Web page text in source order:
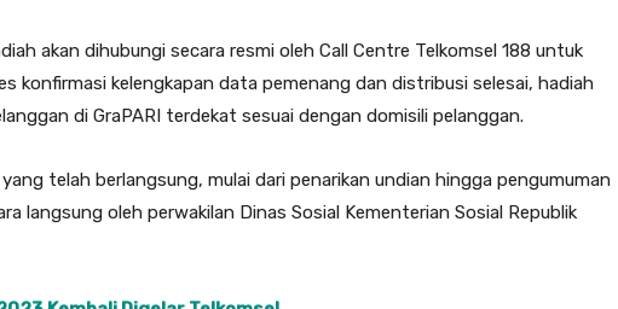
akan dihubungi secara resmi oleh Call Centre Telkomsel 188 untuk
konfirmasi kelengkapan data pemenang dan distribusi selesai, hadiah
di GraPARI terdekat sesuai dengan domisili pelanggan.
telah berlangsung, mulai dari penarikan undian hingga pengumuman
langsung oleh perwakilan Dinas Sosial Kementerian Sosial Republik